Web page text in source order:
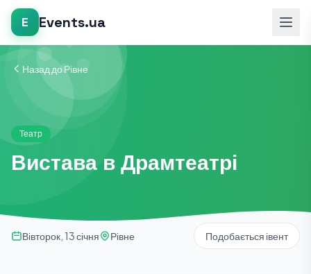
E Events.ua
Назад до Рівне
Театр
Вистава в Драмтеатрі
Вівторок, 13 січня Рівне Подобається івент